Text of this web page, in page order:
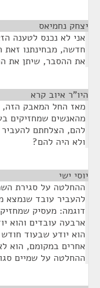
יצחק נחמיאס
אני לא נכנס לטענה
חדשה, מבחינתנו
את ההסבר, שיתן את
היו"ר איוב קרא
מאז החל המאבק הזה,
מהאנשים שמחזיקים
להם, הצלחתם
ולא היה להם?
יוסי ישי
ההחלטה על סגירת
להעביר עובד שנמצא
דוגמה: מעסיק
ארבעה עובדים והוא
הוא יודע שבעוד חודש
אחרים במקומם, הוא
ההחלטה על שמיים